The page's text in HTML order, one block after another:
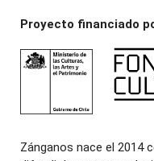
Proyecto financiado
Zánganos nace el 2014